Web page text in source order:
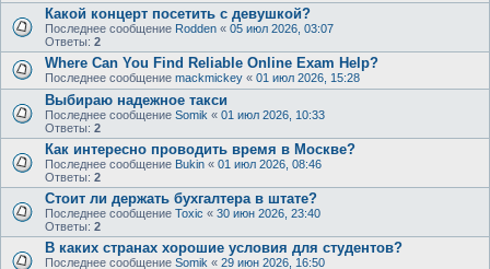
Какой концерт посетить с девушкой?
Последнее сообщение Rodden « 05 июл 2026, 03:07
Ответы: 2
Where Can You Find Reliable Online Exam Help?
Последнее сообщение mackmickey « 01 июл 2026, 15:28
Выбираю надежное такси
Последнее сообщение Somik « 01 июл 2026, 10:33
Ответы: 2
Как интересно проводить время в Москве?
Последнее сообщение Bukin « 01 июл 2026, 08:46
Ответы: 2
Стоит ли держать бухгалтера в штате?
Последнее сообщение Toxic « 30 июн 2026, 23:40
Ответы: 2
В каких странах хорошие условия для студентов?
Последнее сообщение Somik « 29 июн 2026, 16:50